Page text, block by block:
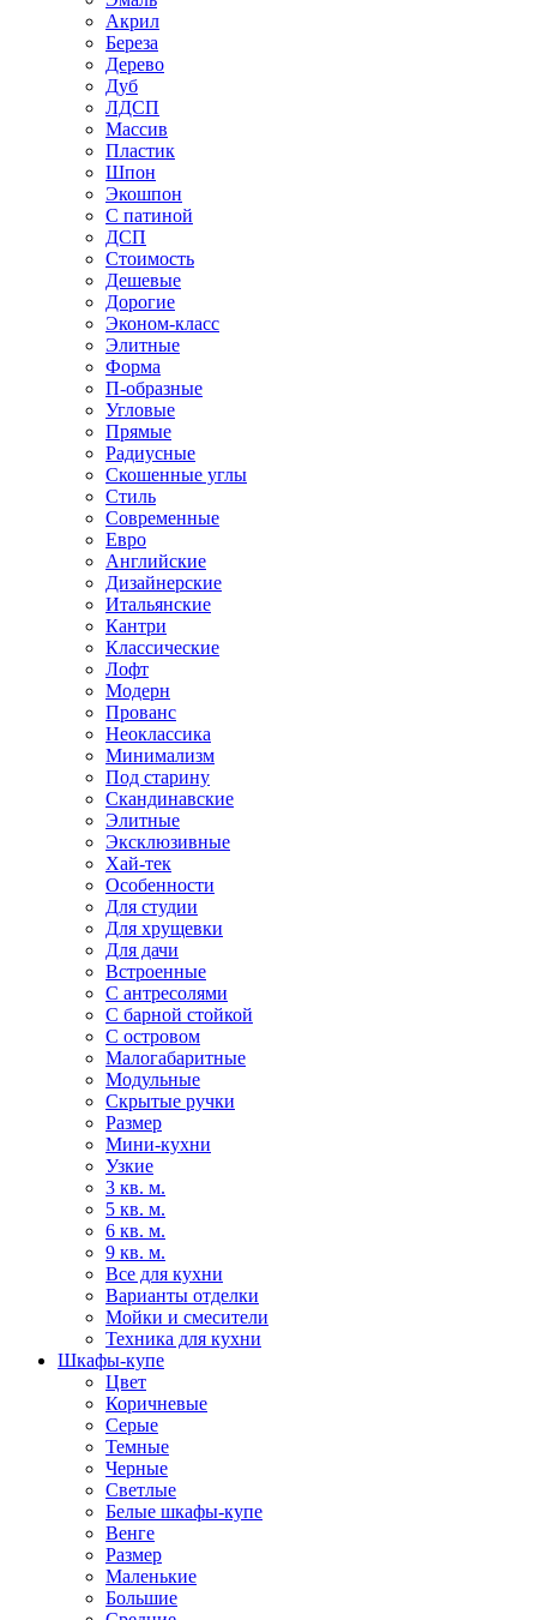
Акрил
Береза
Дерево
Дуб
ЛДСП
Массив
Пластик
Шпон
Экошпон
С патиной
ДСП
Стоимость
Дешевые
Дорогие
Эконом-класс
Элитные
Форма
П-образные
Угловые
Прямые
Радиусные
Скошенные углы
Стиль
Современные
Евро
Английские
Дизайнерские
Итальянские
Кантри
Классические
Лофт
Модерн
Прованс
Неоклассика
Минимализм
Под старину
Скандинавские
Элитные
Эксклюзивные
Хай-тек
Особенности
Для студии
Для хрущевки
Для дачи
Встроенные
С антресолями
С барной стойкой
С островом
Малогабаритные
Модульные
Скрытые ручки
Размер
Мини-кухни
Узкие
3 кв. м.
5 кв. м.
6 кв. м.
9 кв. м.
Все для кухни
Варианты отделки
Мойки и смесители
Техника для кухни
Шкафы-купе
Цвет
Коричневые
Серые
Темные
Черные
Светлые
Белые шкафы-купе
Венге
Размер
Маленькие
Большие